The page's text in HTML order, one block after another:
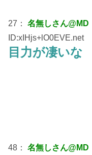
27： 名無しさん@MD
ID:xIHjs+lO0EVE.net
目力が凄いな
48： 名無しさん@MD